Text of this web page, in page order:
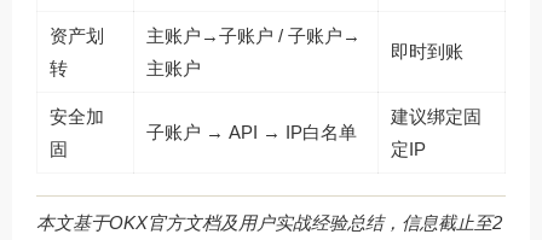
资产划
转
主账户→子账户 / 子账户→
主账户
即时到账
安全加
固
子账户 → API → IP白名单
建议绑定固
定IP
本文基于OKX官方文档及用户实战经验总结，信息截止至2